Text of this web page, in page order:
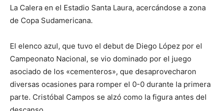
La Calera en el Estadio Santa Laura, acercándose a zona
de Copa Sudamericana.
El elenco azul, que tuvo el debut de Diego López por el
Campeonato Nacional, se vio dominado por el juego
asociado de los «cementeros», que desaprovecharon
diversas ocasiones para romper el 0-0 durante la primera
parte. Cristóbal Campos se alzó como la figura antes del